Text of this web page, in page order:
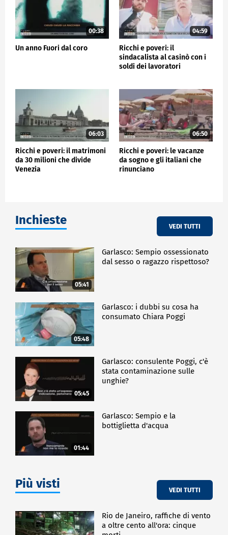
00:38
Un anno Fuori dal coro
04:59
Ricchi e poveri: il
sindacalista al casinò con i
soldi dei lavoratori
06:03
Ricchi e poveri: il matrimoni
da 30 milioni che divide
Venezia
06:50
Ricchi e poveri: le vacanze
da sogno e gli italiani che
rinunciano
Inchieste VEDI TUTTI
05:41
Garlasco: Sempio ossessionato
dal sesso o ragazzo rispettoso?
05:48
Garlasco: i dubbi su cosa ha
consumato Chiara Poggi
05:45
Garlasco: consulente Poggi, c'è
stata contaminazione sulle
unghie?
01:44
Garlasco: Sempio e la
bottiglietta d'acqua
Più visti VEDI TUTTI
Rio de Janeiro, raffiche di vento
a oltre cento all'ora: cinque